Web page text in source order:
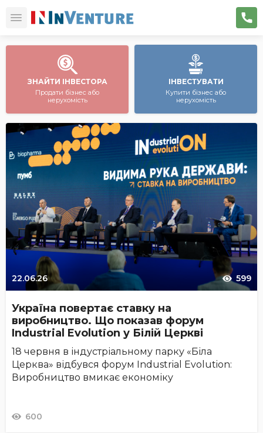
ЗНАЙТИ ІНВЕСТОРА
Продати бізнес або
нерухомість
ІНВЕСТУВАТИ
Купити бізнес або
нерухомість
22.06.26 599
Україна повертає ставку на
виробництво. Що показав форум
Industrial Evolution у Білій Церкві
18 червня в індустріальному парку «Біла
Церква» відбувся форум Industrial Evolution:
Виробництво вмикає економіку
600